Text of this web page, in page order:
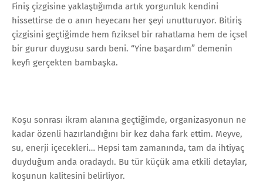
Finiş çizgisine yaklaştığımda artık yorgunluk kendini
hissettirse de o anın heyecanı her şeyi unutturuyor. Bitiriş
çizgisini geçtiğimde hem fiziksel bir rahatlama hem de içsel
bir gurur duygusu sardı beni. “Yine başardım” demenin
keyfi gerçekten bambaşka.
Koşu sonrası ikram alanına geçtiğimde, organizasyonun ne
kadar özenli hazırlandığını bir kez daha fark ettim. Meyve,
su, enerji içecekleri… Hepsi tam zamanında, tam da ihtiyaç
duyduğum anda oradaydı. Bu tür küçük ama etkili detaylar,
koşunun kalitesini belirliyor.